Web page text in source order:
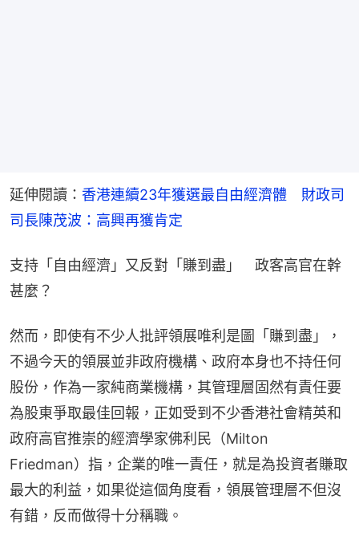
延伸閱讀： 香港連續23年獲選最自由經濟體　財政司
司長陳茂波：高興再獲肯定
支持「自由經濟」又反對「賺到盡」　政客高官在幹
甚麼？
然而，即使有不少人批評領展唯利是圖「賺到盡」，
不過今天的領展並非政府機構、政府本身也不持任何
股份，作為一家純商業機構，其管理層固然有責任要
為股東爭取最佳回報，正如受到不少香港社會精英和
政府高官推崇的經濟學家佛利民（Milton
Friedman）指，企業的唯一責任，就是為投資者賺取
最大的利益，如果從這個角度看，領展管理層不但沒
有錯，反而做得十分稱職。